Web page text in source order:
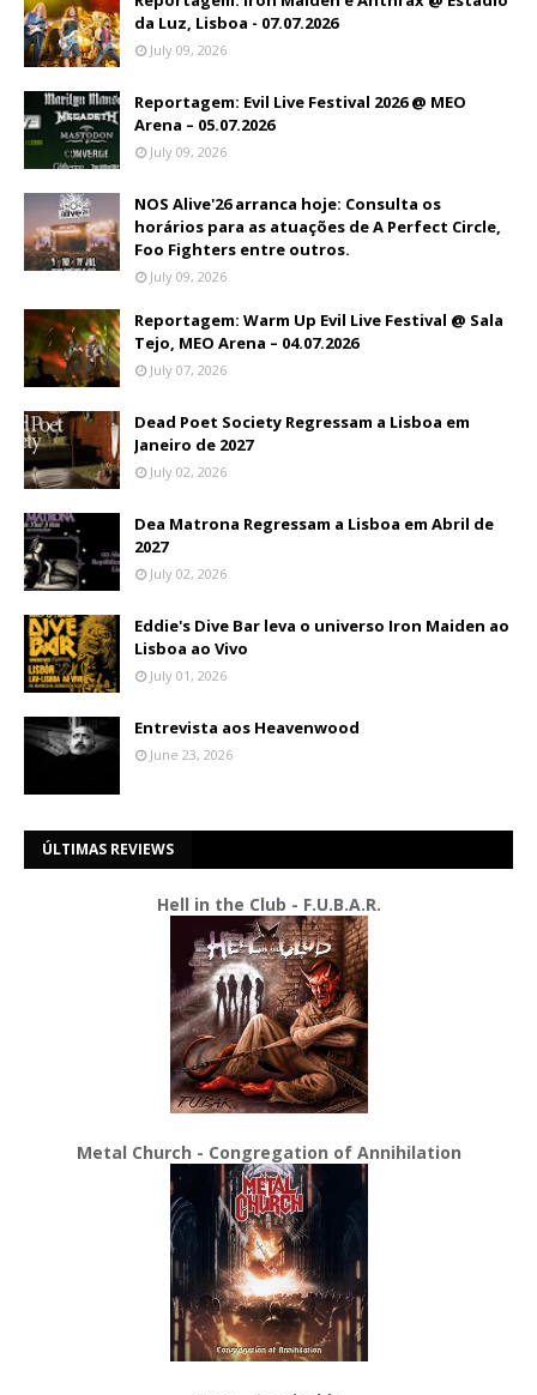
da Luz, Lisboa - 07.07.2026
July 09, 2026
Reportagem: Evil Live Festival 2026 @ MEO
Arena – 05.07.2026
July 09, 2026
NOS Alive'26 arranca hoje: Consulta os
horários para as atuações de A Perfect Circle,
Foo Fighters entre outros.
July 09, 2026
Reportagem: Warm Up Evil Live Festival @ Sala
Tejo, MEO Arena – 04.07.2026
July 07, 2026
Dead Poet Society Regressam a Lisboa em
Janeiro de 2027
July 02, 2026
Dea Matrona Regressam a Lisboa em Abril de
2027
July 02, 2026
Eddie's Dive Bar leva o universo Iron Maiden ao
Lisboa ao Vivo
July 01, 2026
Entrevista aos Heavenwood
June 23, 2026
ÚLTIMAS REVIEWS
Hell in the Club - F.U.B.A.R.
Metal Church - Congregation of Annihilation